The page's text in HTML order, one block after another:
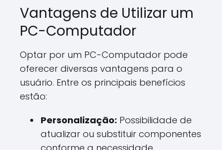
Vantagens de Utilizar um
PC-Computador
Optar por um PC-Computador pode
oferecer diversas vantagens para o
usuário. Entre os principais benefícios
estão:
Personalização: Possibilidade de
atualizar ou substituir componentes